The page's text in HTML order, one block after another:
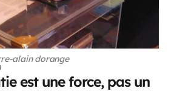
alain dorange
est une force, pas un